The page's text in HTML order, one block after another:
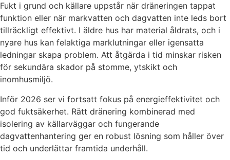
Fukt i grund och källare uppstår när dräneringen tappat
funktion eller när markvatten och dagvatten inte leds bort
tillräckligt effektivt. I äldre hus har material åldrats, och i
nyare hus kan felaktiga marklutningar eller igensatta
ledningar skapa problem. Att åtgärda i tid minskar risken
för sekundära skador på stomme, ytskikt och
inomhusmiljö.
Inför 2026 ser vi fortsatt fokus på energieffektivitet och
god fuktsäkerhet. Rätt dränering kombinerad med
isolering av källarväggar och fungerande
dagvattenhantering ger en robust lösning som håller över
tid och underlättar framtida underhåll.